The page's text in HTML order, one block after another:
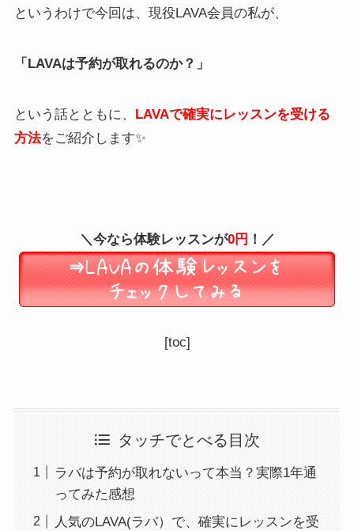
というわけで今回は、現役LAVA会員の私が、
「LAVAは予約が取れるのか？」
という話とともに、 LAVAで確実にレッスンを受ける
方法をご紹介します✨
＼今なら体験レッスンが0円 ！／
[toc]
タッチでとべる目次
ラバは予約が取れないって本当？実際1年通
ってみた感想
人気のLAVA(ラバ）で、確実にレッスンを受